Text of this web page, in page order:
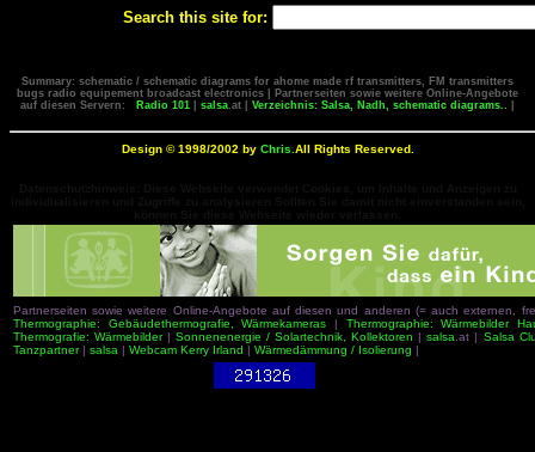
Search this site for:
Summary: schematic / schematic diagrams for ahome made rf transmitters, FM transmitters
bugs radio equipement broadcast electronics | Partnerseiten sowie weitere Online-Angebote
auf diesen Servern:
Radio 101 salsa.at | Verzeichnis: Salsa, Nadh, schematic diagrams..
Design © 1998/2002 by Chris. All Rights Reserved.
Partnerseiten sowie weitere Online-Angebote auf diesen und anderen (= auch externen,
Thermographie: Gebäudethermografie, Wärmekameras | Thermographie: Wärmebilder
Thermografie: Wärmebilder|Sonnenenergie / Solartechnik, Kollektoren |salsa .at | Salsa
Tanzpartner| salsa | Webcam Kerry Irland | Wärmedämmung / Isolierung |